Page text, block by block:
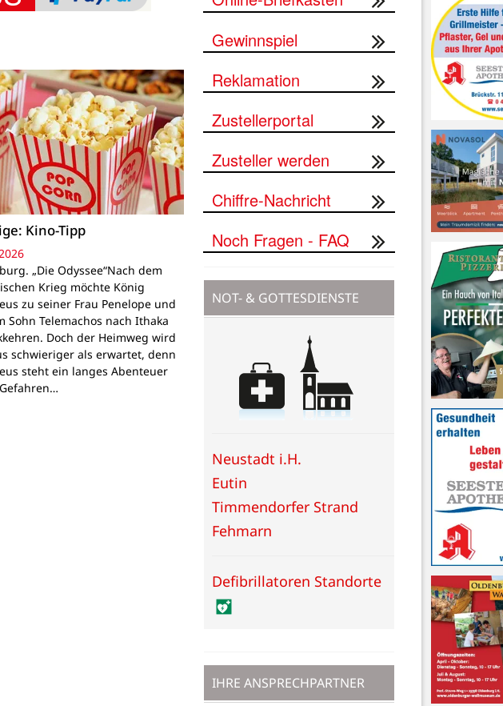
Kino-Tipp
„Die Odyssee“Nach dem
Krieg möchte König
zu seiner Frau Penelope und
Sohn Telemachos nach Ithaka
Doch der Heimweg wird
schwieriger als erwartet, denn
steht ein langes Abenteuer
Gewinnspiel
Reklamation
Zustellerportal
Zusteller werden
Chiffre-Nachricht
Noch Fragen - FAQ
NOT- & GOTTESDIENSTE
Neustadt i.H.
Eutin
Timmendorfer Strand
Fehmarn
Defibrillatoren Standorte
IHRE ANSPRECHPARTNER